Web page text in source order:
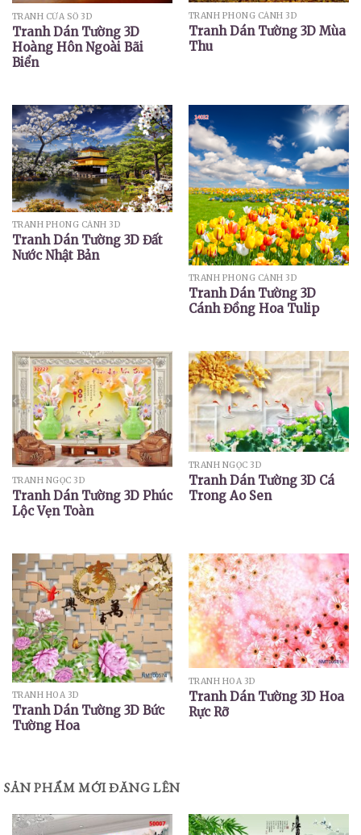
TRANH CỬA SỔ 3D
Tranh Dán Tường 3D
Hoàng Hôn Ngoài Bãi
Biển
TRANH PHONG CẢNH 3D
Tranh Dán Tường 3D Mùa
Thu
TRANH PHONG CẢNH 3D
Tranh Dán Tường 3D Đất
Nước Nhật Bản
TRANH PHONG CẢNH 3D
Tranh Dán Tường 3D
Cánh Đồng Hoa Tulip
TRANH NGỌC 3D
Tranh Dán Tường 3D Phúc
Lộc Vẹn Toàn
TRANH NGỌC 3D
Tranh Dán Tường 3D Cá
Trong Ao Sen
TRANH HOA 3D
Tranh Dán Tường 3D Bức
Tường Hoa
TRANH HOA 3D
Tranh Dán Tường 3D Hoa
Rực Rỡ
SẢN PHẨM MỚI ĐĂNG LÊN